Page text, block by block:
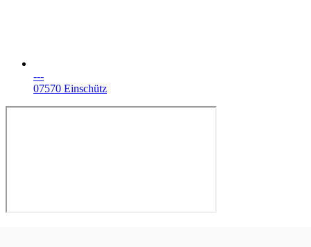
---
07570 Einschütz